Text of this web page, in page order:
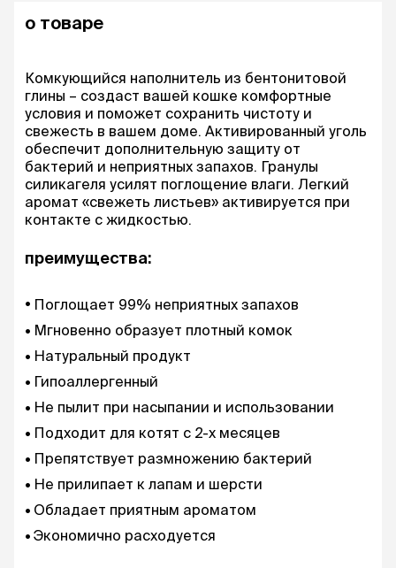
о товаре
Комкующийся наполнитель из бентонитовой
глины – создаст вашей кошке комфортные
условия и поможет сохранить чистоту и
свежесть в вашем доме. Активированный уголь
обеспечит дополнительную защиту от
бактерий и неприятных запахов. Гранулы
силикагеля усилят поглощение влаги. Легкий
аромат «свежеть листьев» активируется при
контакте с жидкостью.
преимущества:
Поглощает 99% неприятных запахов
Мгновенно образует плотный комок
Натуральный продукт
Гипоаллергенный
Не пылит при насыпании и использовании
Подходит для котят с 2-х месяцев
Препятствует размножению бактерий
Не прилипает к лапам и шерсти
Обладает приятным ароматом
Экономично расходуется